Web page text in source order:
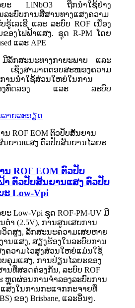
ຍະ LiNbO3 ຖືກນຳໃຊ້ຢ່າງ
ລະບົບການສື່ສານທາງແສງຄວາມ
ຮູ້ເລເຊີ ແລະ ລະບົບ ROF ເນື່ອງ
ອງໄຟຟ້າແສງ. ຊຸດ R-PM ໂດຍ
ແລະ APE
ມີລັກສະນະທາງກາຍະພາບ ແລະ
ເຊິ່ງສາມາດຕອບສະໜອງຄວາມ
ານນຳໃຊ້ສ່ວນໃຫຍ່ໃນການ
ຫ້ອງທົດລອງ ແລະ ລະບົບ
ລາຍລະອຽດ
ROF EOM ຕົວປັບ
າ ຕົວປັບສັນຍານແສງ ຕົວປັບ
Low-Vpi
ະ Low-Vpi ຊຸດ ROF-PM-UV ມີ
ຕໍ່າ (2.5V), ການສູນເສຍການ
ດສູງ, ລັກສະນະຄວາມເສຍຫາຍ
ານແສງ, ສຽງຮ້ອງໃນລະບົບການ
ຄວາມໄວສູງສ່ວນໃຫຍ່ແມ່ນໃຊ້
ຄຸມແສງ, ການປ່ຽນໄລຍະຂອງ
ນທີ່ສອດຄ່ອງກັນ, ລະບົບ ROF
ຫຼຸດຜ່ອນການຈຳລອງລະບົບການ
ສງໃນການກະແຈກກະຈາຍທີ່
ຂອງ Brisbane, ແລະອື່ນໆ.